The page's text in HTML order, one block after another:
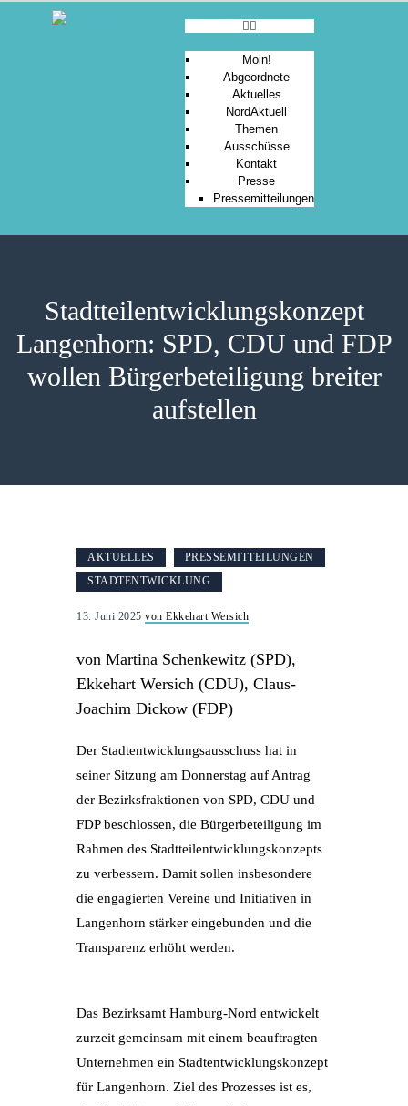
Moin!
Abgeordnete
Aktuelles
NordAktuell
Themen
Ausschüsse
Kontakt
Presse
Pressemitteilungen
Stadtteilentwicklungskonzept
Langenhorn: SPD, CDU und FDP
wollen Bürgerbeteiligung breiter
aufstellen
ABGEORDNETE
NORDAKTUELL
AKTUELLES
PRESSEMITTEILUNGEN
STADTENTWICKLUNG
13. Juni 2025 von Ekkehart Wersich
von Martina Schenkewitz (SPD),
Ekkehart Wersich (CDU), Claus-
Joachim Dickow (FDP)
Der Stadtentwicklungsausschuss hat in
seiner Sitzung am Donnerstag auf Antrag
der Bezirksfraktionen von SPD, CDU und
FDP beschlossen, die Bürgerbeteiligung im
Rahmen des Stadtteilentwicklungskonzepts
zu verbessern. Damit sollen insbesondere
die engagierten Vereine und Initiativen in
Langenhorn stärker eingebunden und die
Transparenz erhöht werden.
Das Bezirksamt Hamburg-Nord entwickelt
zurzeit gemeinsam mit einem beauftragten
Unternehmen ein Stadtentwicklungskonzept
für Langenhorn. Ziel des Prozesses ist es,